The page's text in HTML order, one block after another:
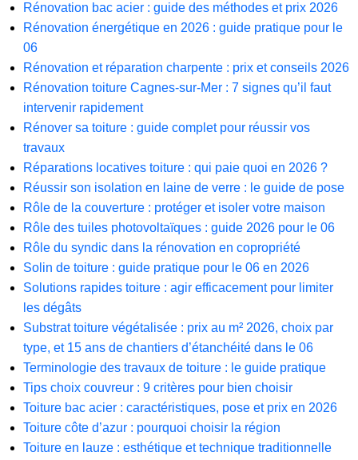
Rénovation bac acier : guide des méthodes et prix 2026
Rénovation énergétique en 2026 : guide pratique pour le
06
Rénovation et réparation charpente : prix et conseils 2026
Rénovation toiture Cagnes-sur-Mer : 7 signes qu’il faut
intervenir rapidement
Rénover sa toiture : guide complet pour réussir vos
travaux
Réparations locatives toiture : qui paie quoi en 2026 ?
Réussir son isolation en laine de verre : le guide de pose
Rôle de la couverture : protéger et isoler votre maison
Rôle des tuiles photovoltaïques : guide 2026 pour le 06
Rôle du syndic dans la rénovation en copropriété
Solin de toiture : guide pratique pour le 06 en 2026
Solutions rapides toiture : agir efficacement pour limiter
les dégâts
Substrat toiture végétalisée : prix au m² 2026, choix par
type, et 15 ans de chantiers d’étanchéité dans le 06
Terminologie des travaux de toiture : le guide pratique
Tips choix couvreur : 9 critères pour bien choisir
Toiture bac acier : caractéristiques, pose et prix en 2026
Toiture côte d’azur : pourquoi choisir la région
Toiture en lauze : esthétique et technique traditionnelle